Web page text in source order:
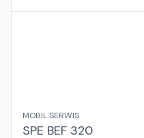
MOBIL SERWIS
SPE BEF 320